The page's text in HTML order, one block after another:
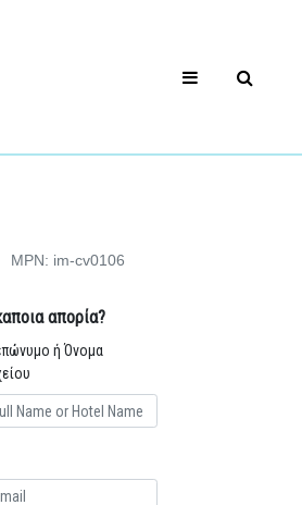
MPN: im-cv0106
απορία?
ή Όνομα